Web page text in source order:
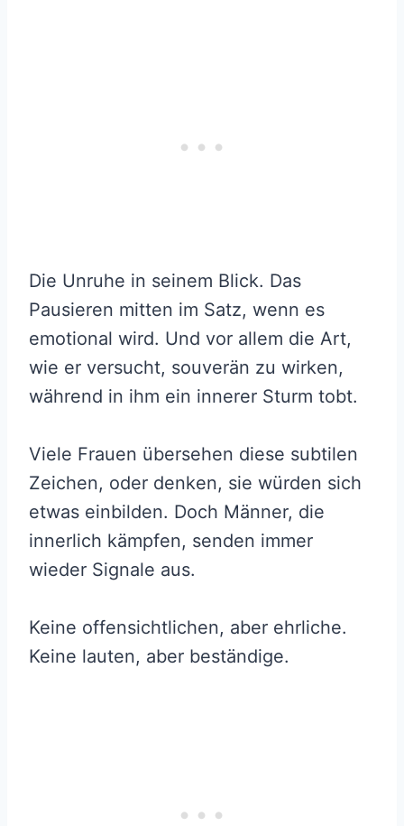
Die Unruhe in seinem Blick. Das
Pausieren mitten im Satz, wenn es
emotional wird. Und vor allem die Art,
wie er versucht, souverän zu wirken,
während in ihm ein innerer Sturm tobt.
Viele Frauen übersehen diese subtilen
Zeichen, oder denken, sie würden sich
etwas einbilden. Doch Männer, die
innerlich kämpfen, senden immer
wieder Signale aus.
Keine offensichtlichen, aber ehrliche.
Keine lauten, aber beständige.